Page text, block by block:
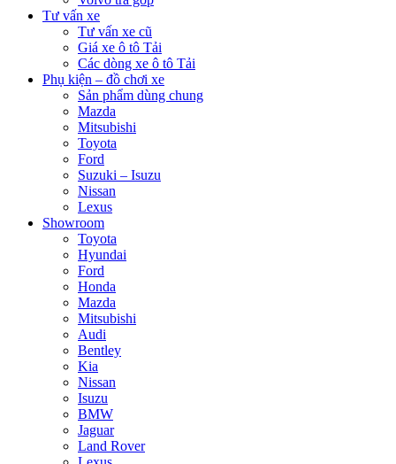
Tư vấn xe
Tư vấn xe cũ
Giá xe ô tô Tải
Các dòng xe ô tô Tải
Phụ kiện – đồ chơi xe
Sản phẩm dùng chung
Mazda
Mitsubishi
Toyota
Ford
Suzuki – Isuzu
Nissan
Lexus
Showroom
Toyota
Hyundai
Ford
Honda
Mazda
Mitsubishi
Audi
Bentley
Kia
Nissan
Isuzu
BMW
Jaguar
Land Rover